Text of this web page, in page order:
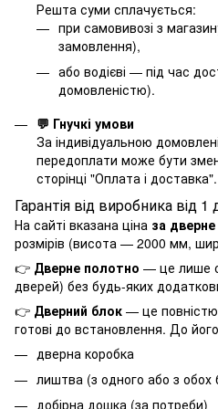
Решта суми сплачується:
при самовивозі з
замовлення),
або водієві — під час
домовленістю).
💬 Гнучкі умови
За індивідуальною
передоплати може бути
сторінці "Оплата і доставка".
Гарантія від виробника від 1
На сайті вказана ціна за
розмірів (висота — 2000 мм,
👉 Дверне полотно — це лише
дверей) без будь-яких
👉 Дверний блок — це повністю
готові до встановлення. До
дверна коробка
лиштва (з одного або з обох
добірна дошка (за потреби)